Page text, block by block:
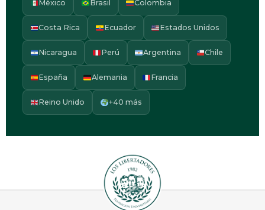
México Brasil Colombia
Costa Rica Ecuador Estados Unidos
Nicaragua Perú Argentina Chile
España Alemania Francia
Reino Unido +40 más